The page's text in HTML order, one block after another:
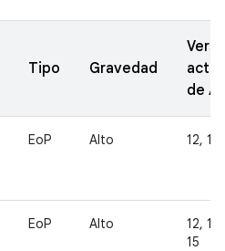
Tipo Gravedad
de
EoP Alto 12,
EoP Alto
12,
15